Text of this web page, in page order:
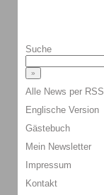
Suche
Alle News per RSS
Englische Version
Gästebuch
Mein Newsletter
Impressum
Kontakt